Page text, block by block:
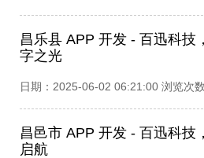
昌乐县 APP 开发 - 百迅科技
字之光​
日期：2025-06-02 06:21:00 浏览次
昌邑市 APP 开发 - 百迅科技
启航​